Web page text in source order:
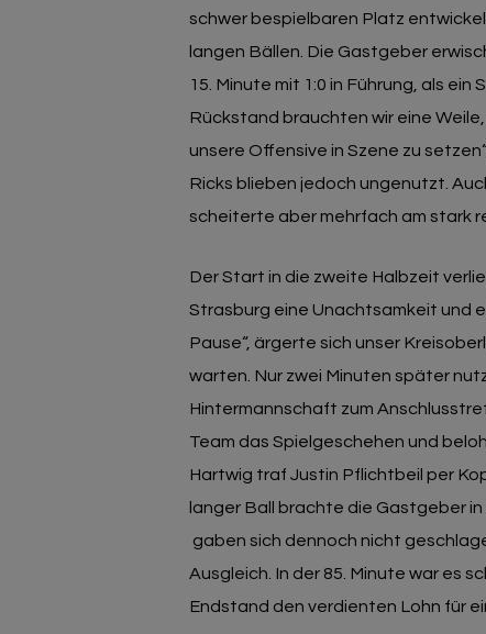
schwer bespielbaren Platz
langen Bällen. Die Gastgeber
15. Minute mit 1:0 in Führung, als
Rückstand brauchten wir eine
unsere Offensive in Szene zu
Ricks blieben jedoch ungenutzt.
scheiterte aber mehrfach am stark
Der Start in die zweite Halbzeit
Strasburg eine Unachtsamkeit und
Pause“, ärgerte sich unser
warten. Nur zwei Minuten später
Hintermannschaft zum
Team das Spielgeschehen und
Hartwig traf Justin Pflichtbeil per
langer Ball brachte die Gastgeber in
gaben sich dennoch nicht
Ausgleich. In der 85. Minute war es
Endstand den verdienten Lohn für